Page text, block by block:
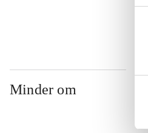
Minder om